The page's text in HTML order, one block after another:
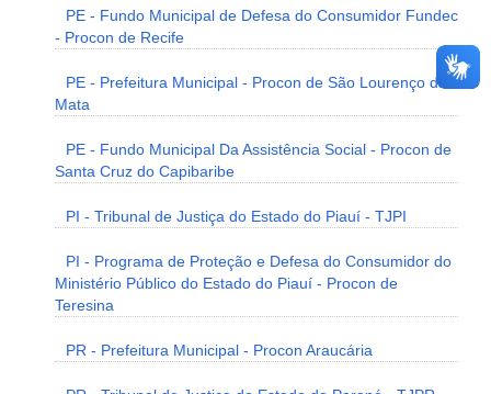
PE - Fundo Municipal de Defesa do Consumidor Fundec
- Procon de Recife
PE - Prefeitura Municipal - Procon de São Lourenço da
Mata
PE - Fundo Municipal Da Assistência Social - Procon de
Santa Cruz do Capibaribe
PI - Tribunal de Justiça do Estado do Piauí - TJPI
PI - Programa de Proteção e Defesa do Consumidor do
Ministério Público do Estado do Piauí - Procon de
Teresina
PR - Prefeitura Municipal - Procon Araucária